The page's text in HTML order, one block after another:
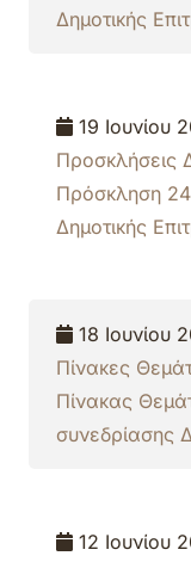
Δημοτικής
19 Ιουνίου
Προσκλήσεις
Πρόσκληση
Δημοτικής
18 Ιουνίου
Πίνακες
Πίνακας
συνεδρίασης
12 Ιουνίου